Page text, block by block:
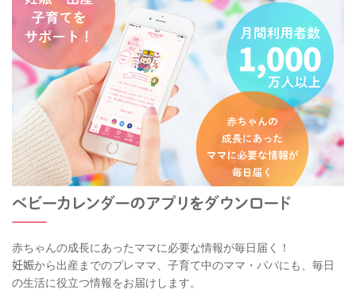
赤ちゃんの成長にあったママに必要な情報が毎日届く！
妊娠から出産までのプレママ、子育て中のママ・パパにも、毎日
の生活に役立つ情報をお届けします。